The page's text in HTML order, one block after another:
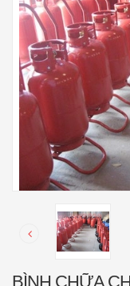
BÌNH CHỮA